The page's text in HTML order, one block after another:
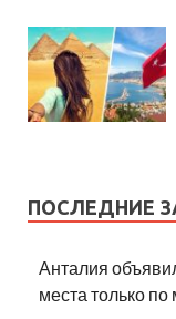
ПОСЛЕДНИЕ
Анталия
места только